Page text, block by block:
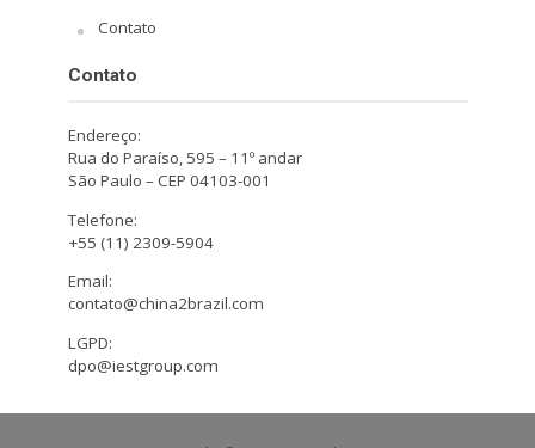
Contato
Contato
Endereço:
Rua do Paraíso, 595 – 11º andar
São Paulo – CEP 04103-001
Telefone:
+55 (11) 2309-5904
Email:
contato@china2brazil.com
LGPD:
dpo@iestgroup.com